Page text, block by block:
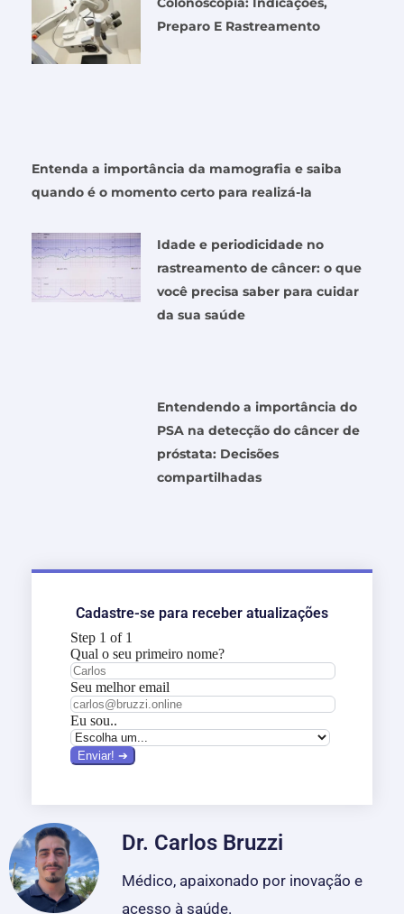
Preparo E Rastreamento
Entenda a importância da mamografia e saiba
quando é o momento certo para realizá-la
Idade e periodicidade no
rastreamento de câncer: o que
você precisa saber para cuidar
da sua saúde
Entendendo a importância do
PSA na detecção do câncer de
próstata: Decisões
compartilhadas
Cadastre-se para receber atualizações
Dr. Carlos Bruzzi
Médico, apaixonado por inovação e
acesso à saúde.